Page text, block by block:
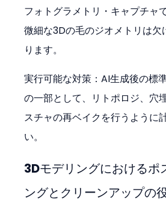
フォトグラメトリ・キャプチャ
微細な3Dの毛のジオメトリは欠
ります。
実行可能な対策：AI生成後の標
の一部として、リトポロジ、穴
スチャの再ベイクを行うように
い。
3Dモデリングにおけるポ
ングとクリーンアップの